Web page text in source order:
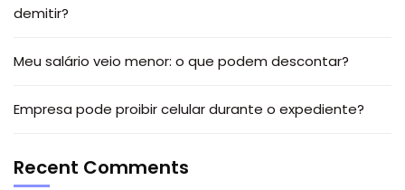
demitir?
Meu salário veio menor: o que podem descontar?
Empresa pode proibir celular durante o expediente?
Recent Comments